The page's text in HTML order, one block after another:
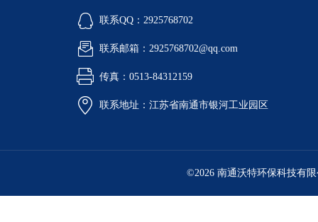
联系QQ：2925768702
联系邮箱：2925768702@qq.com
传真：0513-84312159
联系地址：江苏省南通市银河工业园区
©2026 南通沃特环保科技有